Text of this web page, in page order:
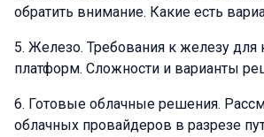
обратить внимание. Какие есть
5. Железо. Требования к железу для
платформ. Сложности и варианты
6. Готовые облачные решения.
облачных провайдеров в разрезе